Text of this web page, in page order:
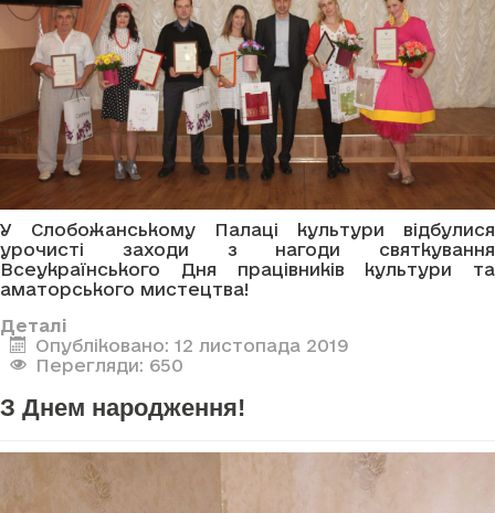
У Слобожанському Палаці культури відбулися
урочисті заходи з нагоди святкування
Всеукраїнського Дня працівників культури та
аматорського мистецтва!
Деталі
Опубліковано: 12 листопада 2019
Перегляди: 650
З Днем народження!